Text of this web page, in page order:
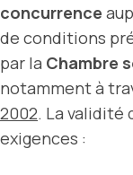
concurrence
de conditions
par la Chambre
notamment à
2002. La validité
exigences :